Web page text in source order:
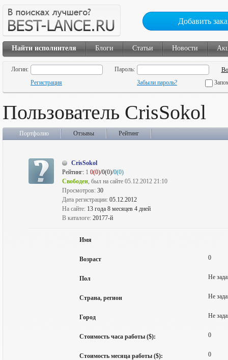
Добавить
Найти исполнителя Блоги Статьи Новости
Логин:
Пароль:
Регистрация
Забыли пароль?
Пользователь CrisSokol
Портфолио Отзывы Рейтинг
CrisSokol
Рейтинг: 1 0(0)/0(0)/0(0)
Свободен, был на сайте 05.12.2012 21:10
Просмотров: 30
Дата регистрации: 05.12.2012
На сайте: 13 года 8 месяцев 4 дней
В каталоге: 20177-й
Имя
Возраст 0
Пол Не
Страна, регион Не
Город Не
Стоимость часа работы ($): 0
Стоимость месяца работы ($): 0